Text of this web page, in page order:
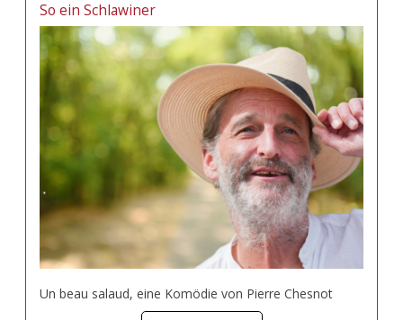
So ein Schlawiner
Un beau salaud, eine Komödie von Pierre Chesnot